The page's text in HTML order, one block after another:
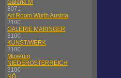
Galerie M
3071
Art Room Würth Austria
3100
GALERIE MARINGER
3100
KUNST/WERK
3100
Museum
NIEDERÖSTERREICH
3100
NÖ